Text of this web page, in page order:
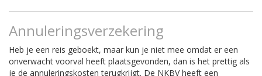
Annuleringsverzekering
Heb je een reis geboekt, maar kun je niet mee omdat er een
onverwacht voorval heeft plaatsgevonden, dan is het prettig als
je de annuleringskosten terugkrijgt. De NKBV heeft een